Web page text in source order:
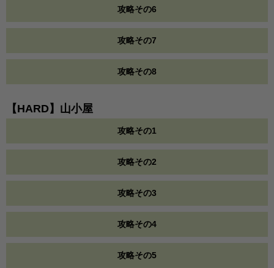
攻略その6
攻略その7
攻略その8
【HARD】山小屋
攻略その1
攻略その2
攻略その3
攻略その4
攻略その5